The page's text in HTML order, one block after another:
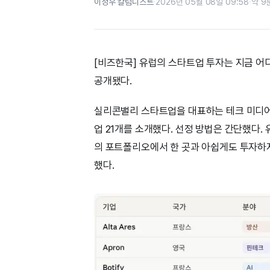
이정우 칼럼니스트·2026년 05월 08일 09:58·약 9
[비즈한국] 유럽의 스타트업 투자는 지금 어
공개됐다.
실리콘밸리 스타트업을 대표하는 테크 미
업 21개를 소개했다. 선정 방법은 간단했다
의 포트폴리오에서 한 곳과 아쉽게도 투자
했다.